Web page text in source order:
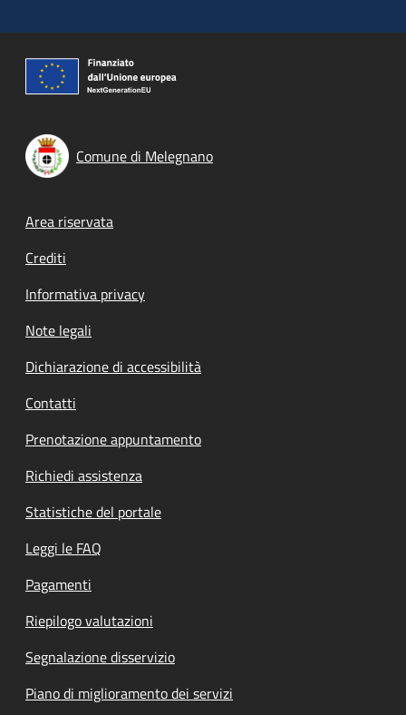
Comune di Melegnano
Footer menu
Area riservata
Crediti
Informativa privacy
Note legali
Dichiarazione di accessibilità
Contatti
Prenotazione appuntamento
Richiedi assistenza
Statistiche del portale
Leggi le FAQ
Pagamenti
Riepilogo valutazioni
Segnalazione disservizio
Piano di miglioramento dei servizi